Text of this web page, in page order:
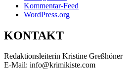
Kommentar-Feed
WordPress.org
KONTAKT
Redaktionsleiterin Kristine Greßhöner
E-Mail: info@krimikiste.com